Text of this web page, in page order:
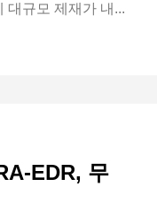
대규모 제재가 내...
EDR, 무